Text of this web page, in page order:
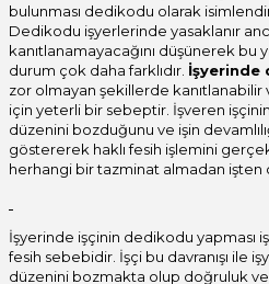
bulunması dedikodu olarak
Dedikodu işyerlerinde yasaklanır
kanıtlanamayacağını düşünerek bu
durum çok daha farklıdır. İşyerinde
zor olmayan şekillerde kanıtlanabilir
için yeterli bir sebeptir. İşveren
düzenini bozduğunu ve işin
göstererek haklı fesih işlemini
herhangi bir tazminat almadan işten
İşyerinde işçinin dedikodu yapması
fesih sebebidir. İşçi bu davranışı ile
düzenini bozmakta olup doğruluk ve